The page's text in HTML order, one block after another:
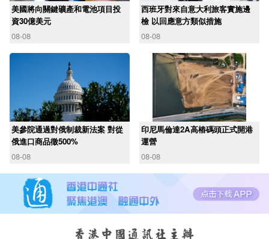
美國將向關鍵礦產和電池項目投
資30億美元
08-08
西班牙對來自意大利旅客實施邊
檢 以回應意方類似措施
08-08
美參院通過對俄制裁新法案 對從
俄進口商品徵500%
08-08
印尼馬倫達2A高樁碼頭正式開港
運營
08-08